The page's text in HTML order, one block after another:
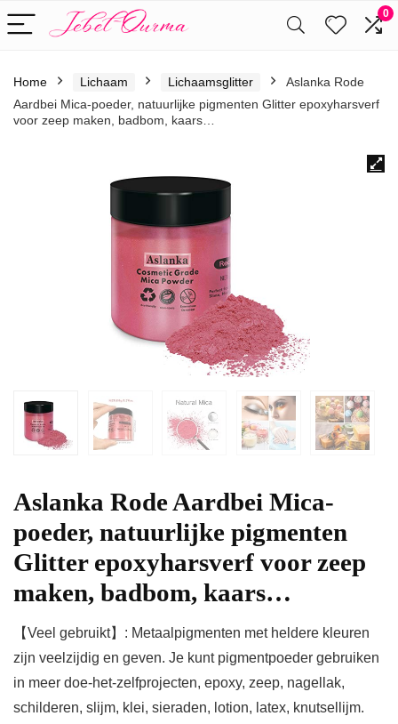
0
Home Lichaam Lichaamsglitter
Aslanka Rode
Aardbei Mica-poeder, natuurlijke pigmenten Glitter epoxyharsverf
voor zeep maken, badbom, kaars…
Aslanka Rode Aardbei Mica-
poeder, natuurlijke pigmenten
Glitter epoxyharsverf voor zeep
maken, badbom, kaars…
【Veel gebruikt】: Metaalpigmenten met heldere kleuren
zijn veelzijdig en geven. Je kunt pigmentpoeder gebruiken
in meer doe-het-zelfprojecten, epoxy, zeep, nagellak,
schilderen, slijm, klei, sieraden, lotion, latex, knutsellijm.